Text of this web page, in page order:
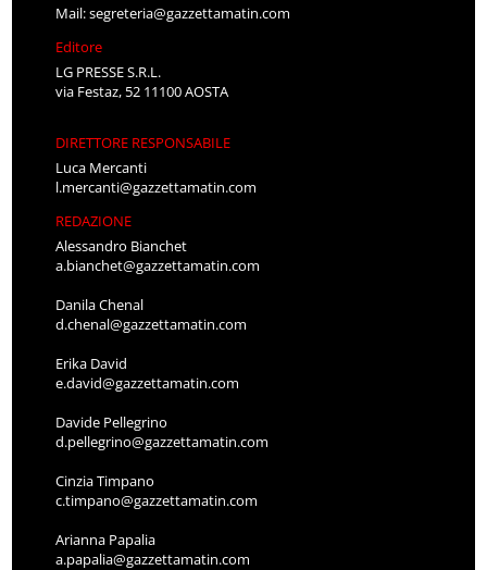
Mail:segreteria@gazzettamatin.com
Editore
LG PRESSE S.R.L.
via Festaz, 52 11100 AOSTA
DIRETTORE RESPONSABILE
Luca Mercanti
l.mercanti@gazzettamatin.com
REDAZIONE
Alessandro Bianchet
a.bianchet@gazzettamatin.com
Danila Chenal
d.chenal@gazzettamatin.com
Erika David
e.david@gazzettamatin.com
Davide Pellegrino
d.pellegrino@gazzettamatin.com
Cinzia Timpano
c.timpano@gazzettamatin.com
Arianna Papalia
a.papalia@gazzettamatin.com